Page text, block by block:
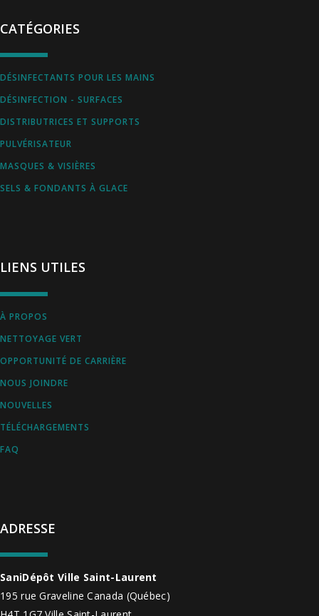
ADRESSE
SaniDépôt Ville Saint-Laurent
195 rue Graveline Canada (Québec)
CATÉGORIES
DÉSINFECTANTS POUR LES MAINS
DÉSINFECTION - SURFACES
DISTRIBUTRICES ET SUPPORTS
PULVÉRISATEUR
MASQUES & VISIÈRES
SELS & FONDANTS À GLACE
LIENS UTILES
À PROPOS
NETTOYAGE VERT
OPPORTUNITÉ DE CARRIÈRE
NOUS JOINDRE
NOUVELLES
TÉLÉCHARGEMENTS
FAQ